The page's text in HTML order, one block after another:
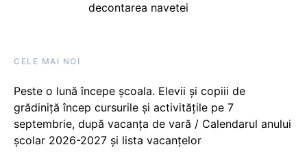
decontarea navetei
CELE MAI NOI
Peste o lună începe școala. Elevii și copiii de
grădiniță încep cursurile și activitățile pe 7
septembrie, după vacanța de vară / Calendarul anului
școlar 2026-2027 și lista vacanțelor